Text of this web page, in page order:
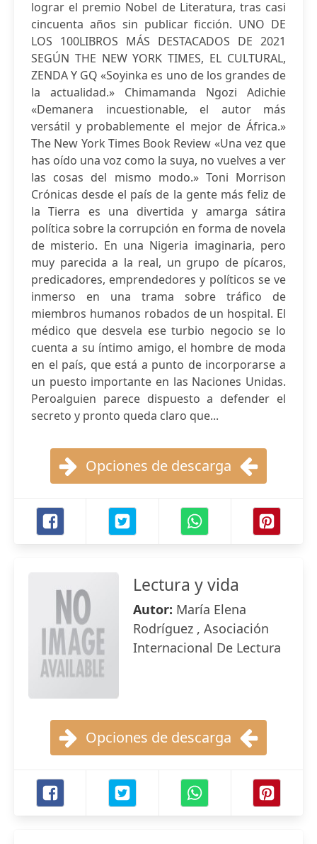
lograr el premio Nobel de Literatura, tras casi
cincuenta años sin publicar ficción. UNO DE
LOS 100LIBROS MÁS DESTACADOS DE 2021
SEGÚN THE NEW YORK TIMES, EL CULTURAL,
ZENDA Y GQ «Soyinka es uno de los grandes de
la actualidad.» Chimamanda Ngozi Adichie
«Demanera incuestionable, el autor más
versátil y probablemente el mejor de África.»
The New York Times Book Review «Una vez que
has oído una voz como la suya, no vuelves a ver
las cosas del mismo modo.» Toni Morrison
Crónicas desde el país de la gente más feliz de
la Tierra es una divertida y amarga sátira
política sobre la corrupción en forma de novela
de misterio. En una Nigeria imaginaria, pero
muy parecida a la real, un grupo de pícaros,
predicadores, emprendedores y políticos se ve
inmerso en una trama sobre tráfico de
miembros humanos robados de un hospital. El
médico que desvela ese turbio negocio se lo
cuenta a su íntimo amigo, el hombre de moda
en el país, que está a punto de incorporarse a
un puesto importante en las Naciones Unidas.
Peroalguien parece dispuesto a defender el
secreto y pronto queda claro que...
Opciones de descarga
Lectura y vida
Autor: María Elena
Rodríguez , Asociación
Internacional De Lectura
Opciones de descarga